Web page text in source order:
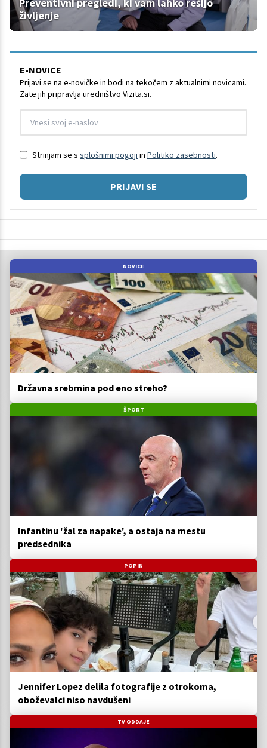
Preventivni pregledi, ki vam lahko rešijo
življenje
E-NOVICE
Prijavi se na e-novičke in bodi na tekočem z aktualnimi novicami.
Zate jih pripravlja uredništvo Vizita.si.
Strinjam se s splošnimi pogoji in Politiko zasebnosti.
PRIJAVI SE
NOVICE
Državna srebrnina pod eno streho?
ŠPORT
Infantinu 'žal za napake', a ostaja na mestu
predsednika
POPIN
Jennifer Lopez delila fotografije z otrokoma,
oboževalci niso navdušeni
TV ODDAJE